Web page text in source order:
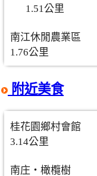
1.51公里
南江休閒農業區
1.76公里
附近美食
桂花園鄉村會館
3.14公里
南庄‧橄欖樹